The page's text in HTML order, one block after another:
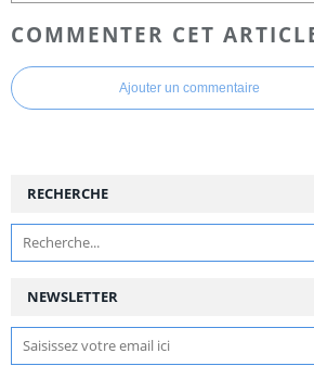
COMMENTER CET
Ajouter un commentaire
NEWSLETTER
RECHERCHE